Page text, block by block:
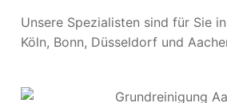
Unsere Spezialisten sind für Sie
Köln, Bonn, Düsseldorf und